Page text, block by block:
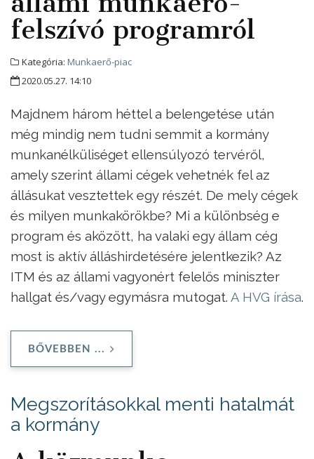
felszívó programról
Kategória: Munkaerő-piac
2020.05.27. 14:10
Majdnem három héttel a belengetése után
még mindig nem tudni semmit a kormány
munkanélküliséget ellensúlyozó tervéről,
amely szerint állami cégek vehetnék fel az
állásukat vesztettek egy részét. De mely cégek
és milyen munkakörökbe? Mi a különbség e
program és aközött, ha valaki egy állam cég
most is aktív álláshirdetésére jelentkezik? Az
ITM és az állami vagyonért felelős miniszter
hallgat és/vagy egymásra mutogat. A HVG írása.
BŐVEBBEN ...
Megszorításokkal menti hatalmát
a kormány